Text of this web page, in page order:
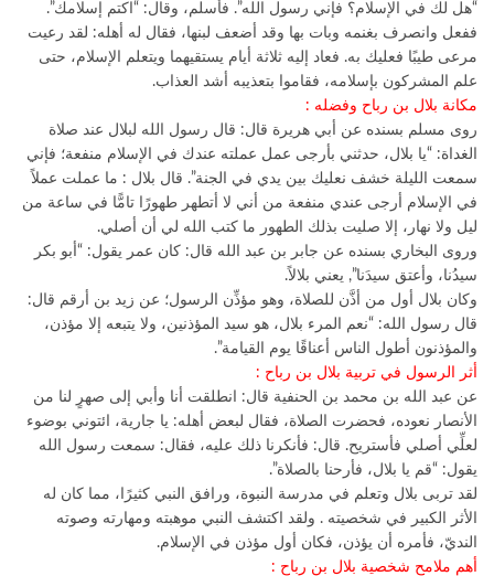
“هل لك في الإسلام؟ فإني رسول الله”. فأسلم، وقال: “اكتم إسلامك”.
ففعل وانصرف بغنمه وبات بها وقد أضعف لبنها، فقال له أهله: لقد رعيت
مرعى طيبًا فعليك به. فعاد إليه ثلاثة أيام يستقيهما ويتعلم الإسلام، حتى
علم المشركون بإسلامه، فقاموا بتعذيبه أشد العذاب.
مكانة بلال بن رباح وفضله :
روى مسلم بسنده عن أبي هريرة قال: قال رسول الله لبلال عند صلاة
الغداة: “يا بلال، حدثني بأرجى عمل عملته عندك في الإسلام منفعة؛ فإني
سمعت الليلة خشف نعليك بين يدي في الجنة”. قال بلال : ما عملت عملاً
في الإسلام أرجى عندي منفعة من أني لا أتطهر طهورًا تامًّا في ساعة من
ليل ولا نهار، إلا صليت بذلك الطهور ما كتب الله لي أن أصلي.
وروى البخاري بسنده عن جابر بن عبد الله قال: كان عمر يقول: “أبو بكر
سيدُنا، وأعتق سيدَنا”, يعني بلالاً.
وكان بلال أول من أذَّن للصلاة، وهو مؤذِّن الرسول؛ عن زيد بن أرقم قال:
قال رسول الله: “نعم المرء بلال، هو سيد المؤذنين، ولا يتبعه إلا مؤذن،
والمؤذنون أطول الناس أعناقًا يوم القيامة”.
أثر الرسول في تربية بلال بن رباح :
عن عبد الله بن محمد بن الحنفية قال: انطلقت أنا وأبي إلى صهرٍ لنا من
الأنصار نعوده، فحضرت الصلاة، فقال لبعض أهله: يا جارية، ائتوني بوضوء
لعلِّي أصلي فأستريح. قال: فأنكرنا ذلك عليه، فقال: سمعت رسول الله
يقول: “قم يا بلال، فأرحنا بالصلاة”.
لقد تربى بلال وتعلم في مدرسة النبوة، ورافق النبي كثيرًا، مما كان له
الأثر الكبير في شخصيته . ولقد اكتشف النبي موهبته ومهارته وصوته
النديّ، فأمره أن يؤذن، فكان أول مؤذن في الإسلام.
أهم ملامح شخصية بلال بن رباح :